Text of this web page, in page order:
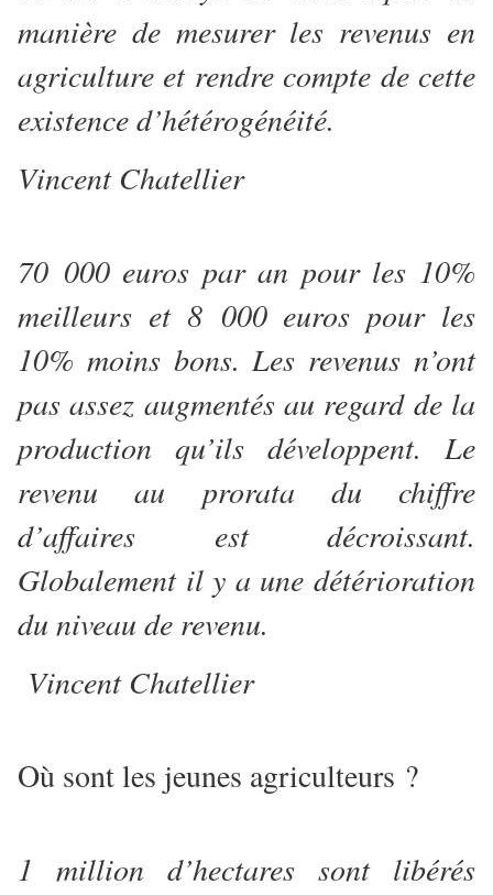
manière de mesurer les revenus en
agriculture et rendre compte de cette
existence d’hétérogénéité.
Vincent Chatellier
70 000 euros par an pour les 10%
meilleurs et 8 000 euros pour les
10% moins bons. Les revenus n’ont
pas assez augmentés au regard de la
production qu’ils développent. Le
revenu au prorata du chiffre
d’affaires est décroissant.
Globalement il y a une détérioration
du niveau de revenu.
Vincent Chatellier
Où sont les jeunes agriculteurs ?
1 million d’hectares sont libérés